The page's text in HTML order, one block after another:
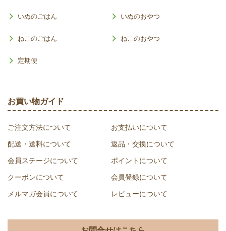
いぬのごはん いぬのおやつ
ねこのごはん ねこのおやつ
定期便
お買い物ガイド
ご注文方法について お支払いについて
配送・送料について 返品・交換について
会員ステージについて ポイントについて
クーポンについて 会員登録について
メルマガ会員について レビューについて